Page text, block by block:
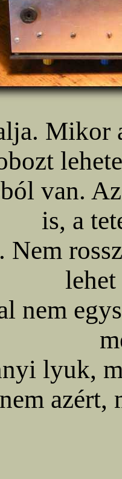
Mikor
van.
is, a
Nem
nem
lyuk,
azért,